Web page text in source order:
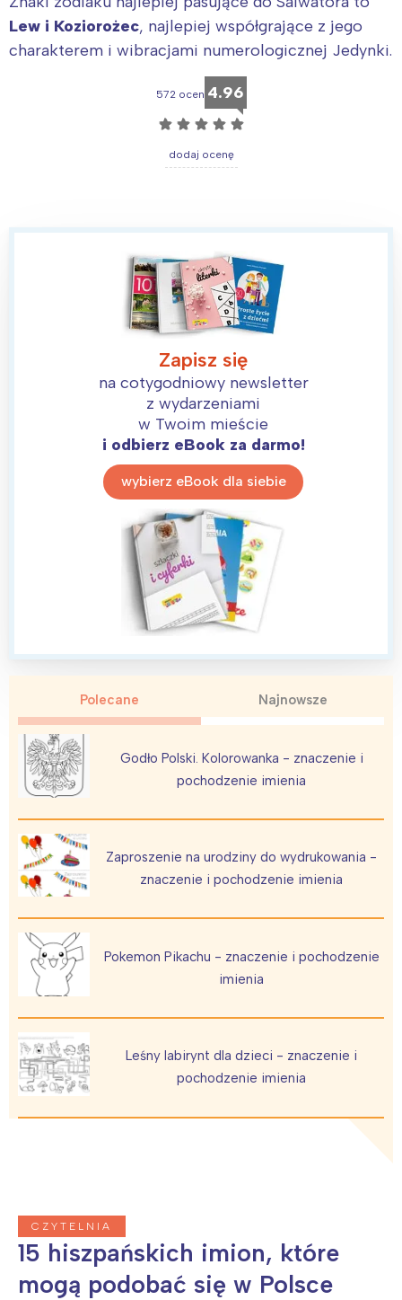
Lew i Koziorożec, najlepiej współgrające z jego
charakterem i wibracjami numerologicznej Jedynki.
572 ocen 4.96
☆ ☆ ☆ ☆ ☆
dodaj ocenę
Zapisz się
na cotygodniowy newsletter
z wydarzeniami
w Twoim mieście
i odbierz eBook za darmo!
wybierz eBook dla siebie
Polecane Najnowsze
Godło Polski. Kolorowanka - znaczenie i
pochodzenie imienia
Zaproszenie na urodziny do wydrukowania -
znaczenie i pochodzenie imienia
Pokemon Pikachu - znaczenie i pochodzenie
imienia
Leśny labirynt dla dzieci - znaczenie i
pochodzenie imienia
CZYTELNIA
15 hiszpańskich imion, które
mogą podobać się w Polsce
Warszawa
Trójmiasto
Wrocław
Śląsk
Kraków
Południe
Północ
Wszystkie
Wybieram